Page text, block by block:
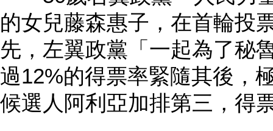
的女兒藤森惠子，在首輪投
先，左翼政黨「一起為了秘
過12%的得票率緊隨其後，
候選人阿利亞加排第三，得